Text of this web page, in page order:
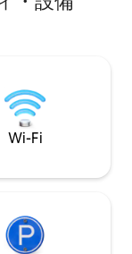
女は、この空間
けのラブストーリ
Wi-Fi